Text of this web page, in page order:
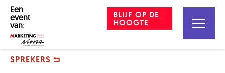
BLIJF OP DE
HOOGTE
Een
event
van:
SPREKERS